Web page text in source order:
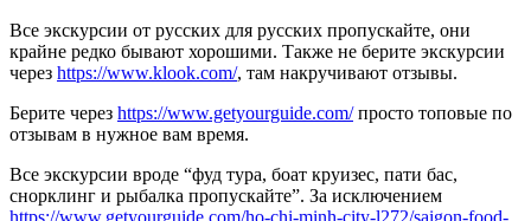
Все экскурсии от русских для русских пропускайте, они
крайне редко бывают хорошими. Также не берите экскурсии
через https://www.klook.com/, там накручивают отзывы.
Берите через https://www.getyourguide.com/просто топовые по
отзывам в нужное вам время.
Все экскурсии вроде “фуд тура, боат круизес, пати бас,
снорклинг и рыбалка пропускайте”. За исключением
https://www.getyourguide.com/ho-chi-minh-city-l272/saigon-food-